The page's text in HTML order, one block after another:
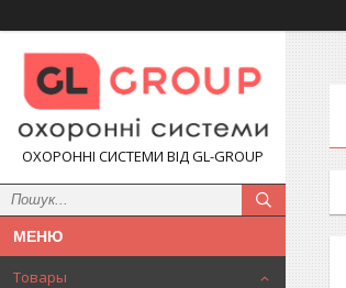
ОХОРОННІ СИСТЕМИ ВІД GL-GROUP
Товары